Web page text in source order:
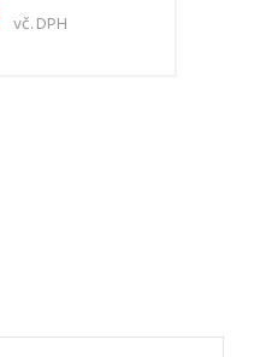
vč. DPH